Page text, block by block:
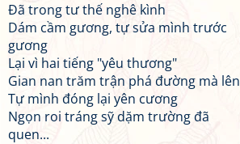
Đã trong tư thế nghê kình
Dám cầm gương, tự sửa mình trước
gương
Lại vì hai tiếng "yêu thương"
Gian nan trăm trận phá đường mà lên
Tự mình đóng lại yên cương
Ngọn roi tráng sỹ dặm trường đã
quen...